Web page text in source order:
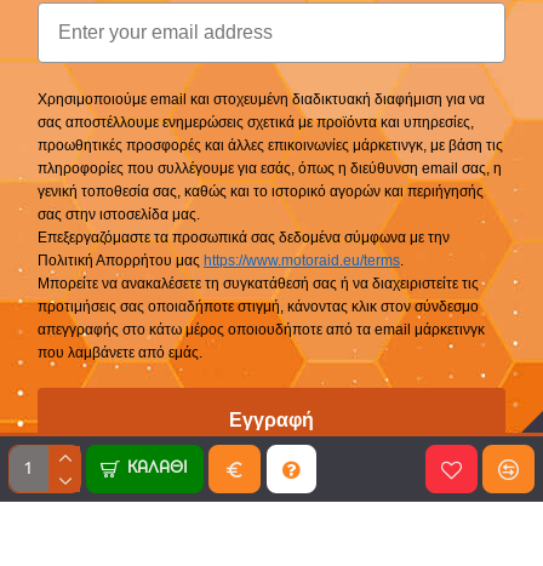
ΚΑΛΆΘΙ
Email
Χρησιμοποιούμε email και στοχευμένη διαδικτυακή διαφήμιση για να
σας αποστέλλουμε ενημερώσεις σχετικά με προϊόντα και υπηρεσίες,
προωθητικές προσφορές και άλλες επικοινωνίες μάρκετινγκ, με βάση τις
πληροφορίες που συλλέγουμε για εσάς, όπως η διεύθυνση email σας, η
γενική τοποθεσία σας, καθώς και το ιστορικό αγορών και περιήγησής
σας στην ιστοσελίδα μας.
Επεξεργαζόμαστε τα προσωπικά σας δεδομένα σύμφωνα με την
Πολιτική Απορρήτου μας https://www.motoraid.eu/terms.
Μπορείτε να ανακαλέσετε τη συγκατάθεσή σας ή να διαχειριστείτε τις
προτιμήσεις σας οποιαδήποτε στιγμή, κάνοντας κλικ στον σύνδεσμο
απεγγραφής στο κάτω μέρος οποιουδήποτε από τα email μάρκετινγκ
που λαμβάνετε από εμάς.
Εγγραφή